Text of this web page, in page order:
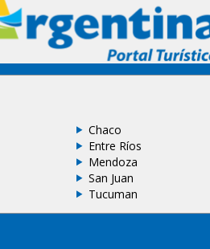
Chaco
Entre Ríos
Mendoza
San Juan
Tucuman